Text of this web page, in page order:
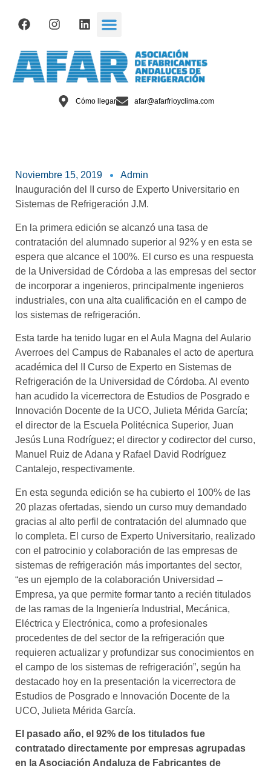
Cómo llegar afar@afarfrioyclima.com
Noviembre 15, 2019
Admin
Inauguración del II curso de Experto Universitario en
Sistemas de Refrigeración J.M.
En la primera edición se alcanzó una tasa de
contratación del alumnado superior al 92% y en esta se
espera que alcance el 100%. El curso es una respuesta
de la Universidad de Córdoba a las empresas del sector
de incorporar a ingenieros, principalmente ingenieros
industriales, con una alta cualificación en el campo de
los sistemas de refrigeración.
Esta tarde ha tenido lugar en el Aula Magna del Aulario
Averroes del Campus de Rabanales el acto de apertura
académica del II Curso de Experto en Sistemas de
Refrigeración de la Universidad de Córdoba. Al evento
han acudido la vicerrectora de Estudios de Posgrado e
Innovación Docente de la UCO, Julieta Mérida García;
el director de la Escuela Politécnica Superior, Juan
Jesús Luna Rodríguez; el director y codirector del curso,
Manuel Ruiz de Adana y Rafael David Rodríguez
Cantalejo, respectivamente.
En esta segunda edición se ha cubierto el 100% de las
20 plazas ofertadas, siendo un curso muy demandado
gracias al alto perfil de contratación del alumnado que
lo completa. El curso de Experto Universitario, realizado
con el patrocinio y colaboración de las empresas de
sistemas de refrigeración más importantes del sector,
“es un ejemplo de la colaboración Universidad –
Empresa, ya que permite formar tanto a recién titulados
de las ramas de la Ingeniería Industrial, Mecánica,
Eléctrica y Electrónica, como a profesionales
procedentes de del sector de la refrigeración que
requieren actualizar y profundizar sus conocimientos en
el campo de los sistemas de refrigeración”, según ha
destacado hoy en la presentación la vicerrectora de
Estudios de Posgrado e Innovación Docente de la
UCO, Julieta Mérida García.
El pasado año, el 92% de los titulados fue
contratado directamente por empresas agrupadas
en la Asociación Andaluza de Fabricantes de